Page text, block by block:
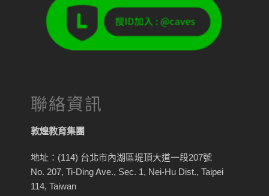
聯絡資訊
敦煌教育集團
地址：(114) 台北市內湖區堤頂大道一段207號
No. 207, Ti-Ding Ave., Sec. 1, Nei-Hu Dist., Taipei
114, Taiwan